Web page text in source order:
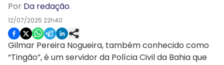
Por Da redação.
12/07/2025 22h40
Gilmar Pereira Nogueira, também conhecido como
“Tingão”, é um servidor da Polícia Civil da Bahia que